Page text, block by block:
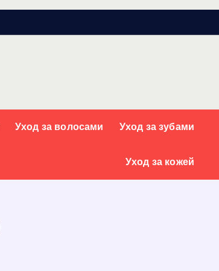
Уход за волосами Уход за зубами
Уход за кожей